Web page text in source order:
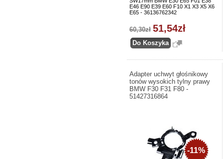
E46 E90 E39 E60 F10 X1 X3 X5 X6
E65 - 36136762342
60,30zł 51,54zł
Adapter uchwyt głośnikowy
tonów wysokich tylny prawy
BMW F30 F31 F80 -
51427316864
-11%